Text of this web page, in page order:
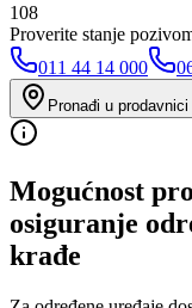
108
Proverite stanje
011 44 14 000
Pronađi u prodavnici
Mogućnost
osiguranje
krađe